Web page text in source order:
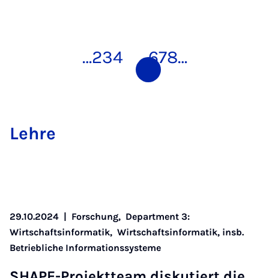
…234 5 678…
Leh­re
29.10.2024 | Forschung, Department 3:
Wirtschaftsinformatik, Wirtschaftsinformatik, insb.
Betriebliche Informationssysteme